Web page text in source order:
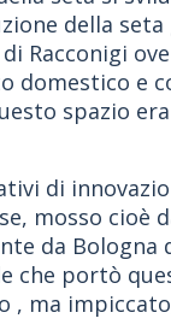
della
Racconigi
e
spazio
di
mosso cioè
da Bologna
che portò
, ma